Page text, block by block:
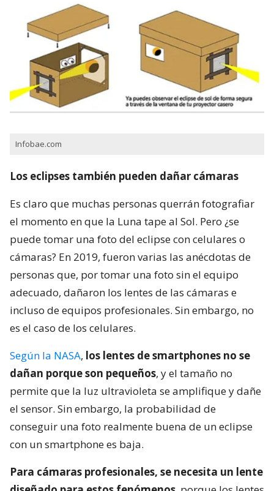
Infobae.com
Los eclipses también pueden dañar cámaras
Es claro que muchas personas querrán fotografiar
el momento en que la Luna tape al Sol. Pero ¿se
puede tomar una foto del eclipse con celulares o
cámaras? En 2019, fueron varias las anécdotas de
personas que, por tomar una foto sin el equipo
adecuado, dañaron los lentes de las cámaras e
incluso de equipos profesionales. Sin embargo, no
es el caso de los celulares.
Según la NASA, los lentes de smartphones no se
dañan porque son pequeños, y el tamaño no
permite que la luz ultravioleta se amplifique y dañe
el sensor. Sin embargo, la probabilidad de
conseguir una foto realmente buena de un eclipse
con un smartphone es baja.
Para cámaras profesionales, se necesita un lente